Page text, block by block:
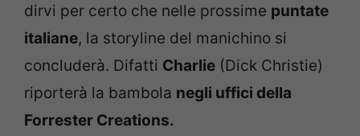
dirvi per certo che nelle prossime puntate
italiane, la storyline del manichino si
concluderà. Difatti Charlie (Dick Christie)
riporterà la bambola negli uffici della
Forrester Creations.